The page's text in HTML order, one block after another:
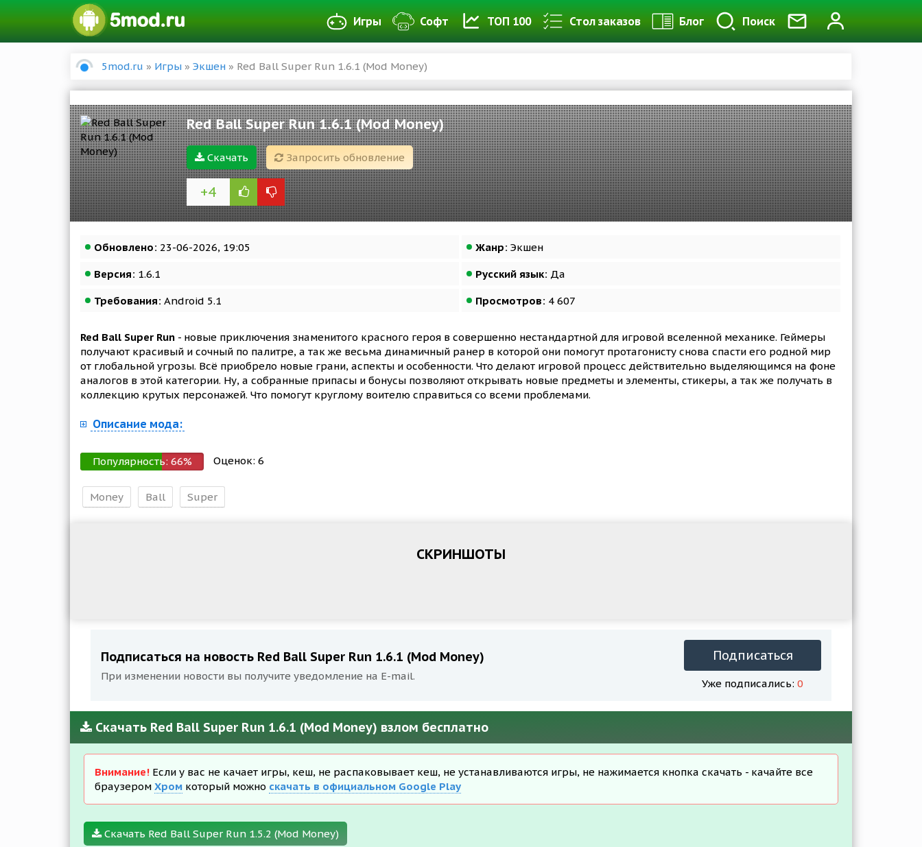
Игры Софт ТОП 100 Стол заказов Блог Поиск
5mod.ru » Игры » Экшен » Red Ball Super Run 1.6.1 (Mod Money)
Red Ball Super Run 1.6.1 (Mod Money)
Скачать Запросить обновление
+4
Обновлено: 23-06-2026, 19:05 Жанр: Экшен
Версия: 1.6.1 Русский язык: Да
Требования: Android 5.1 Просмотров: 4 607
Red Ball Super Run - новые приключения знаменитого красного героя в совершенно нестандартной для игровой вселенной механике. Геймеры
получают красивый и сочный по палитре, а так же весьма динамичный ранер в которой они помогут протагонисту снова спасти его родной мир
от глобальной угрозы. Всё приобрело новые грани, аспекты и особенности. Что делают игровой процесс действительно выделяющимся на фоне
аналогов в этой категории. Ну, а собранные припасы и бонусы позволяют открывать новые предметы и элементы, стикеры, а так же получать в
коллекцию крутых персонажей. Что помогут круглому воителю справиться со всеми проблемами.
Описание мода:
Популярность: 66% Оценок: 6
Money Ball Super
СКРИНШОТЫ
Подписаться на новость Red Ball Super Run 1.6.1 (Mod Money)
При изменении новости вы получите уведомление на E-mail.
Подписаться
Уже подписались: 0
Скачать Red Ball Super Run 1.6.1 (Mod Money) взлом бесплатно
Внимание! Если у вас не качает игры, кеш, не распаковывает кеш, не устанавливаются игры, не нажимается кнопка скачать - качайте все
браузером Хром который можно скачать в официальном Google Play
Скачать Red Ball Super Run 1.5.2 (Mod Money)